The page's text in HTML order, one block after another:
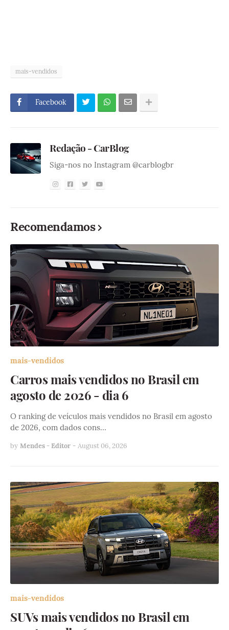
mais-vendidos
Facebook
Redação - CarBlog
Siga-nos no Instagram @carblogbr
Recomendamos
mais-vendidos
Carros mais vendidos no Brasil em
agosto de 2026 - dia 6
O ranking de veículos mais vendidos no Brasil em agosto
de 2026, com dados cons…
by Mendes - Editor - August 06, 2026
mais-vendidos
SUVs mais vendidos no Brasil em